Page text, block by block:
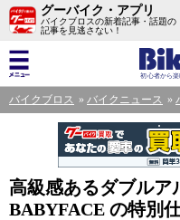
グーバイク・アプリ
バイクブロスの新着記事・話題の
記事を見逃さない！
バイクブロス バイクニュース
高級感あるダブルア
BABYFACE の特別